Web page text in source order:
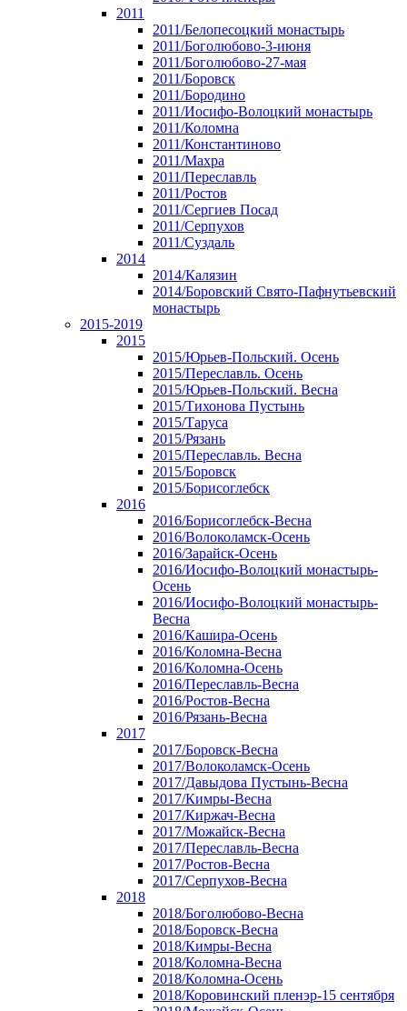
2011
2011/Белопесоцкий монастырь
2011/Боголюбово-3-июня
2011/Боголюбово-27-мая
2011/Боровск
2011/Бородино
2011/Иосифо-Волоцкий монастырь
2011/Коломна
2011/Константиново
2011/Махра
2011/Переславль
2011/Ростов
2011/Сергиев Посад
2011/Серпухов
2011/Суздаль
2014
2014/Калязин
2014/Боровский Свято-Пафнутьевский
монастырь
2015-2019
2015
2015/Юрьев-Польский. Осень
2015/Переславль. Осень
2015/Юрьев-Польский. Весна
2015/Тихонова Пустынь
2015/Таруса
2015/Рязань
2015/Переславль. Весна
2015/Боровск
2015/Борисоглебск
2016
2016/Борисоглебск-Весна
2016/Волоколамск-Осень
2016/Зарайск-Осень
2016/Иосифо-Волоцкий монастырь-
Осень
2016/Иосифо-Волоцкий монастырь-
Весна
2016/Кашира-Осень
2016/Коломна-Весна
2016/Коломна-Осень
2016/Переславль-Весна
2016/Ростов-Весна
2016/Рязань-Весна
2017
2017/Боровск-Весна
2017/Волоколамск-Осень
2017/Давыдова Пустынь-Весна
2017/Кимры-Весна
2017/Киржач-Весна
2017/Можайск-Весна
2017/Переславль-Весна
2017/Ростов-Весна
2017/Серпухов-Весна
2018
2018/Боголюбово-Весна
2018/Боровск-Весна
2018/Кимры-Весна
2018/Коломна-Весна
2018/Коломна-Осень
2018/Коровинский пленэр-15 сентября